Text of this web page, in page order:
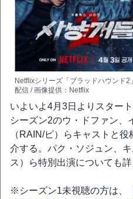
Netflixシリーズ「ブラッドハウンド
配信 / 画像提供：Netflix
いよいよ4月3日よりスター
シーズン2のウ・ドファン、
（RAIN/ピ）らキャストと
介する。パク・ソジュン、
ス）ら特別出演についても詳
※シーズン1未視聴の方は、